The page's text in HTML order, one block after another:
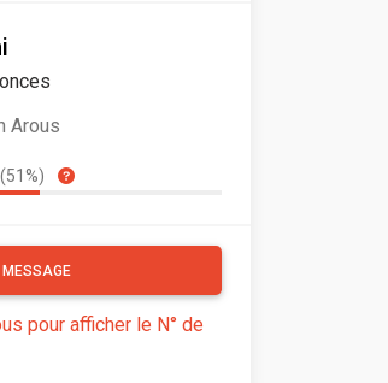
Arous
MESSAGE
pour afficher le N° de